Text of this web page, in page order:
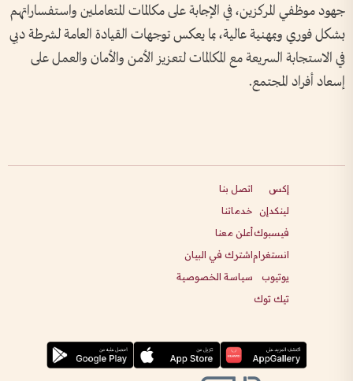
جهود موظفي المركزين، في الإجابة على مكالمات المتعاملين واستفساراتهم
بشكل فوري وبمهنية عالية، بما يعكس توجهات القيادة العامة لشرطة دبي
في الاستجابة السريعة مع المكالمات لتعزيز الأمن والأمان والعمل على
إسعاد أفراد المجتمع.
إكس
لينكدإن
فيسبوك
انستغرام
يوتيوب
تيك توك
اتصل بنا
خدماتنا
أعلن معنا
اشترك في البيان
سياسة الخصوصية